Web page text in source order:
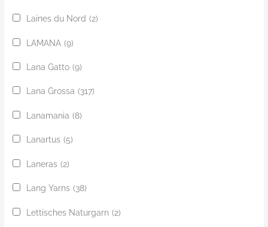
Laines du Nord (2)
LAMANA (9)
Lana Gatto (9)
Lana Grossa (317)
Lanamania (8)
Lanartus (5)
Laneras (2)
Lang Yarns (38)
Lettisches Naturgarn (2)